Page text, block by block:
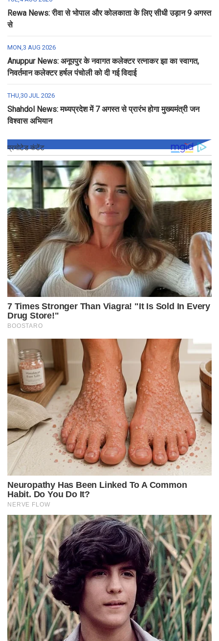
Rewa News: रीवा से भोपाल और कोलकाता के लिए सीधी उड़ान 9 अगस्त
से
MON,3 AUG 2026
Anuppur News: अनूपपुर के नवागत कलेक्टर रत्नाकर झा का स्वागत,
निवर्तमान कलेक्टर हर्षल पंचोली को दी गई विदाई
THU,30 JUL 2026
Shahdol News: मध्यप्रदेश में 7 अगस्त से प्रारंभ होगा मुख्यमंत्री जन
विश्वास अभियान